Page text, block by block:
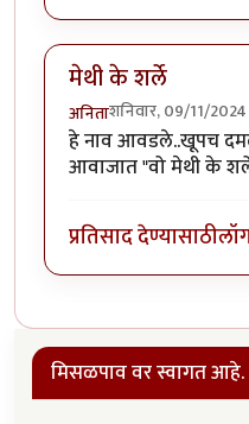
मेथी के शर्ले
अनिताशनिवार, 09/11/
हे नाव आवडले..खूपच
आवाजात "वो मेथी के
प्रतिसाद देण्यासाठी
मिसळपाव वर स्वागत आहे.